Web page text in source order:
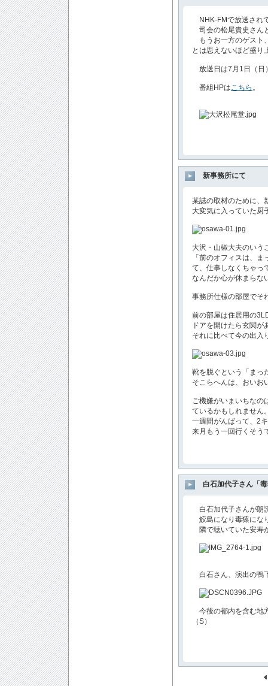
NHK-FMで放送され
司会の松尾貴史さん
もうお一方のゲスト
とは思えないほど盛り
放送日は7月1日（日
番組HPはこちら 。
新事務所にて
某誌の取材のために、
大変気に入っていた厨
大沢・山椒大夫のいう
「前のオフィスは、
て、仕事しなくちゃっ
なんだか心が休まらな
事務所仕様の部屋でそ
前の部屋は住居用の
ドアを開けたら玄関が
それに比べて今の出入
靴を脱ぐという「まっ
そこらへんは、おいお
ご機嫌がいまいちなの
ているかもしれません
一週間がんばって、2
来月もう一回行くそう
白石加代子さん「
白石加代子さんが朗
鮫島になり毒猿にな
隣で聴いていた安寿
白石さん、演出の鴨
今後の都内を含む地
（S）